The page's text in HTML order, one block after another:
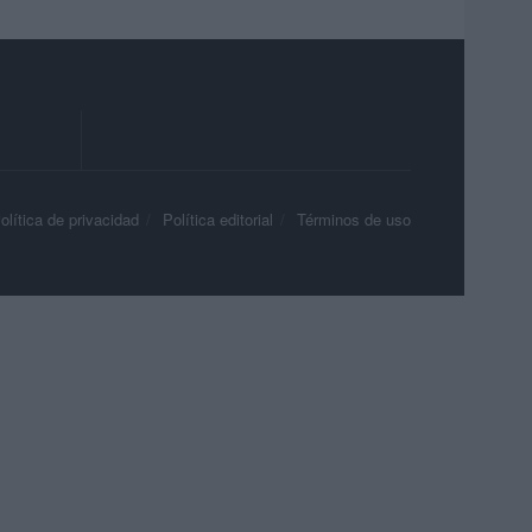
de privacidad Política editorial Términos de uso